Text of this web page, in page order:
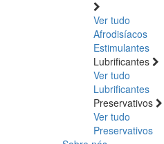
Ver tudo
Afrodisíacos
Estimulantes
Lubrificantes
Ver tudo
Lubrificantes
Preservativos
Ver tudo
Preservativos